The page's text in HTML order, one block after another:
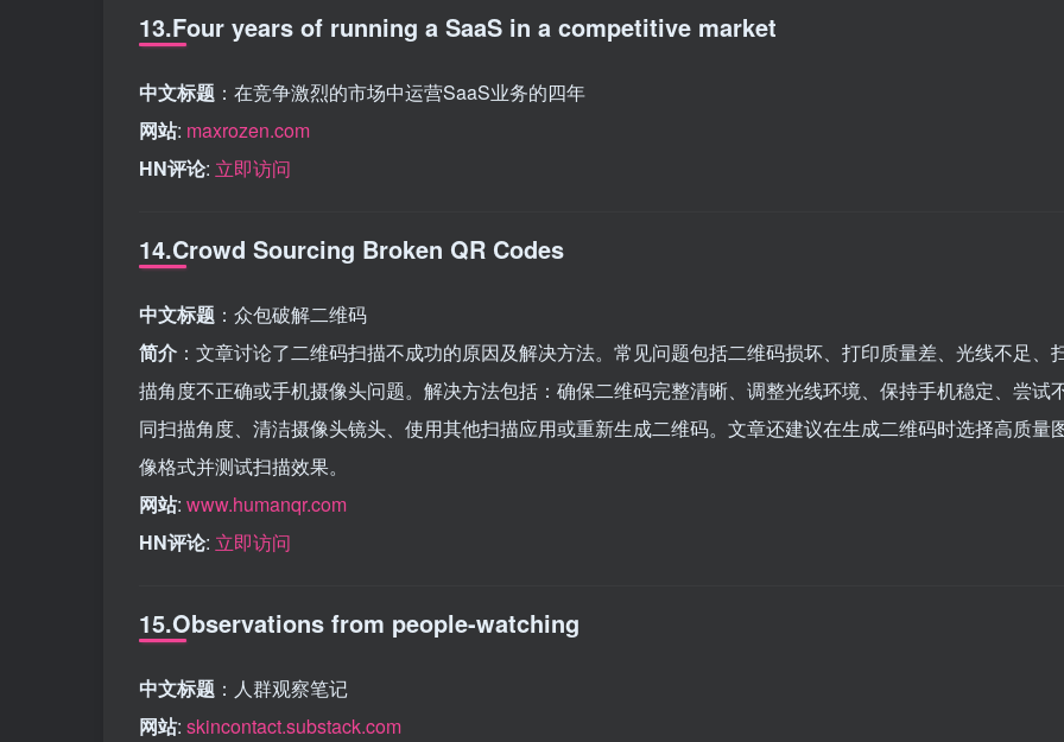
13.Four years of running a SaaS in a competitive market
中文标题 ：在竞争激烈的市场中运营SaaS业务的四年
网站: maxrozen.com
HN评论: 立即访问
14.Crowd Sourcing Broken QR Codes
中文标题 ：众包破解二维码
简介 ：文章讨论了二维码扫描不成功的原因及解决方法。常见问题包括二维码损坏、打印质量差、光线不足、
描角度不正确或手机摄像头问题。解决方法包括：确保二维码完整清晰、调整光线环境、保持手机稳定、尝试
同扫描角度、清洁摄像头镜头、使用其他扫描应用或重新生成二维码。文章还建议在生成二维码时选择高质量
像格式并测试扫描效果。
网站: www.humanqr.com
HN评论: 立即访问
15.Observations from people-watching
中文标题 ：人群观察笔记
网站: skincontact.substack.com